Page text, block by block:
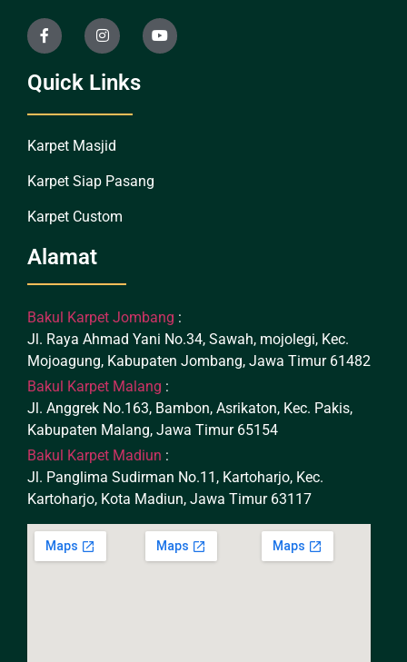
Quick Links
Karpet Masjid
Karpet Siap Pasang
Karpet Custom
Alamat
Bakul Karpet Jombang :
Jl. Raya Ahmad Yani No.34, Sawah, mojolegi, Kec.
Mojoagung, Kabupaten Jombang, Jawa Timur 61482
Bakul Karpet Malang :
Jl. Anggrek No.163, Bambon, Asrikaton, Kec. Pakis,
Kabupaten Malang, Jawa Timur 65154
Bakul Karpet Madiun :
Jl. Panglima Sudirman No.11, Kartoharjo, Kec.
Kartoharjo, Kota Madiun, Jawa Timur 63117